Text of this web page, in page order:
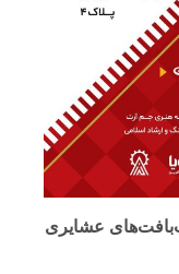
عشایری